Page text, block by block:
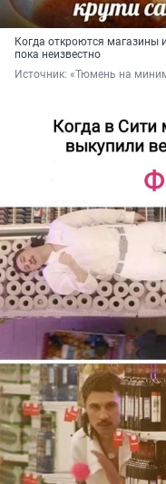
Когда откроются магазины
пока неизвестно
Источник: «Тюмень на